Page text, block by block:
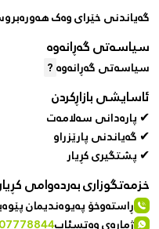
گەیاندنی خێرای وەک
سیاسەتی گەڕانەوە
سیاسەتی گەڕانەوە?
ئاسایشی بازاڕکردن
✔ پارەدانی سەلامەت
✔ گەیاندنی پارێزراو
✔ پشتگیری کڕیار
خزمەتگوزاری بەردەوامی
ڕاستەوخۆ پەیوەندیمان
ژمارەی وەتسئاپ